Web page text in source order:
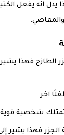
يدل انه يفعل
والمعاصي.
الطازج فهذا
اخر.
تمتلك شخصية قوية
الجزر فهذا يشير